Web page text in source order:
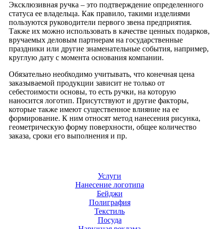
Эксклюзивная ручка – это подтверждение определенного
статуса ее владельца. Как правило, такими изделиями
пользуются руководители первого звена предприятия.
Также их можно использовать в качестве ценных подарков,
вручаемых деловым партнерам на государственные
праздники или другие знаменательные события, например,
круглую дату с момента основания компании.
Обязательно необходимо учитывать, что конечная цена
заказываемой продукции зависит не только от
себестоимости основы, то есть ручки, на которую
наносится логотип. Присутствуют и другие факторы,
которые также имеют существенное влияние на ее
формирование. К ним относят метод нанесения рисунка,
геометрическую форму поверхности, общее количество
заказа, сроки его выполнения и пр.
Услуги
Нанесение логотипа
Бейджи
Полиграфия
Текстиль
Посуда